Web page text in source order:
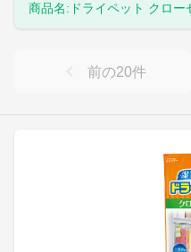
商品名: ドライペット クロー
前の20件